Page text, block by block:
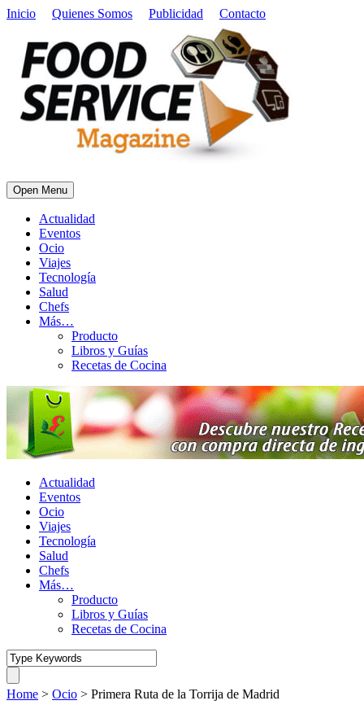
Inicio Quienes Somos Publicidad Contacto
Open Menu
Actualidad
Eventos
Ocio
Viajes
Tecnología
Salud
Chefs
Más…
Producto
Libros y Guías
Recetas de Cocina
Actualidad
Eventos
Ocio
Viajes
Tecnología
Salud
Chefs
Más…
Producto
Libros y Guías
Recetas de Cocina
Home > Ocio > Primera Ruta de la Torrija de Madrid